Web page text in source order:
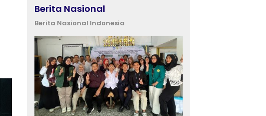
Berita Nasional
Berita Nasional Indonesia